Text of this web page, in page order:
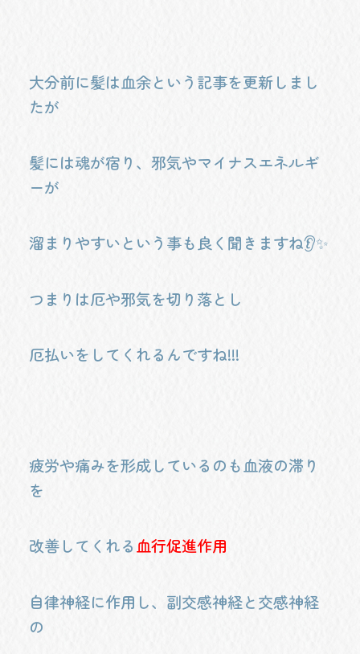
大分前に髪は血余という記事を更新しまし
たが
髪には魂が宿り、邪気やマイナスエネルギ
ーが
溜まりやすいという事も良く聞きますね👂✨
つまりは厄や邪気を切り落とし
厄払いをしてくれるんですね!!!
疲労や痛みを形成しているのも血液の滞り
を
改善してくれる血行促進作用
自律神経に作用し、副交感神経と交感神経
の